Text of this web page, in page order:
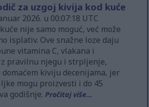
za uzgoj kivija kod kuće
2026. u 00:07:18 UTC
nije samo moguć, već može
isplativ. Ove snažne loze daju
vitamina C, vlakana i
pravilnu njegu i strpljenje,
kiviju decenijama, jer
mogu proizvesti i do 45
godišnje.Pročitaj više...